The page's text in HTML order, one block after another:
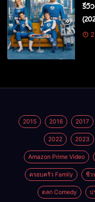
รีวิ
บท
2015 2016 2017
2022 2023
Amazon Prime Video
ครอบครัว Family ชีว
ตลก Comedy ป